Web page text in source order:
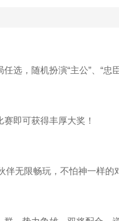
选，随机扮演“主公”、“忠
即可获得丰厚大奖！
伴无限畅玩，不怕神一样的